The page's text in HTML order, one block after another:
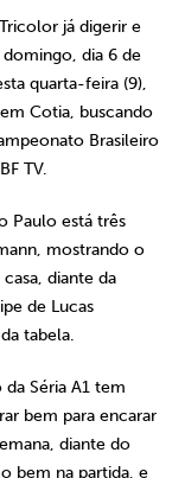
já digerir e
dia 6 de
quarta-feira (9),
Cotia, buscando
Brasileiro
TV.
Paulo está três
mostrando o
diante da
de Lucas
tabela.
Séria A1 tem
bem para encarar
diante do
bem na partida, e